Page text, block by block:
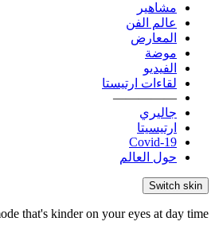
مشاهير
عالم الفن
المعارض
موضة
الفيديو
لقاءات ارتيستا
—————
جاليري
ارتيسيتا
Covid-19
حول العالم
Switch skin
that's kinder on your eyes at day time.